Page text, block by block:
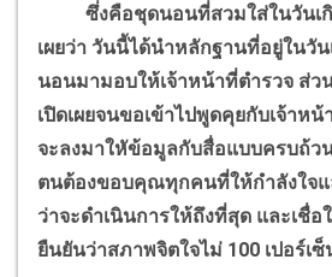
ซึ่งคือชุดนอนที่สวมใส่ในวันเกิ
เผยว่า วันนี้ได้นำหลักฐานที่อยู่ในวั
นอนมามอบให้เจ้าหน้าที่ตำรวจ ส่ว
เปิดเผยจนขอเข้าไปพูดคุยกับเจ้าห
จะลงมาใหัข้อมูลกับสื่อแบบครบถ้ว
ตนต้องขอบคุณทุกคนที่ให้กำลังใจแ
ว่าจะดำเนินการให้ถึงที่สุด และเชื่
ยืนยันว่าสภาพจิตใจไม่ 100 เปอร์เ